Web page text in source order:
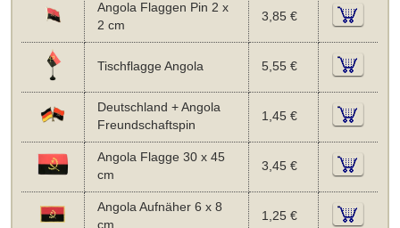
Angola Flaggen Pin 2 x
2 cm
3,85 €
Tischflagge Angola 5,55 €
Deutschland + Angola
Freundschaftspin
1,45 €
Angola Flagge 30 x 45
cm
3,45 €
Angola Aufnäher 6 x 8
cm
1,25 €